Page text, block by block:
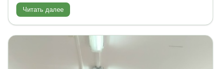
Читать далее